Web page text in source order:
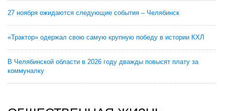
27 ноября ожидаются следующие события – Челябинск
«Трактор» одержал свою самую крупную победу в истории КХЛ
В Челябинской области в 2026 году дважды повысят плату за
коммуналку